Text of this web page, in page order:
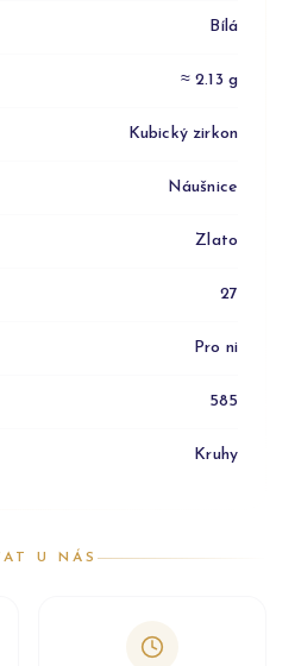
Bílá
≈ 2.13 g
Kubický zirkon
Náušnice
Zlato
27
Pro ni
585
Kruhy
U NÁS